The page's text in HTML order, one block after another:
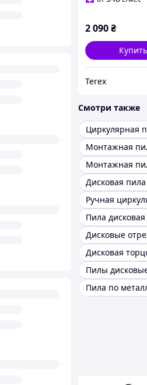
2 090₴
Купить
Terex
Смотри также